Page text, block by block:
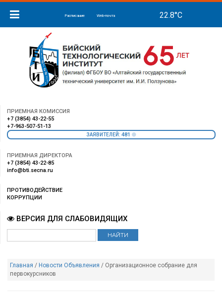
Расписание Web-почта
ПРИЕМНАЯ КОМИССИЯ
+7 (3854) 43-22-55
+7-963-507-51-13
ЗАЯВИТЕЛЕЙ: 481
ПРИЕМНАЯ ДИРЕКТОРА
+7 (3854) 43-22-85
info@bti.secna.ru
ПРОТИВОДЕЙСТВИЕ
КОРРУПЦИИ
ВЕРСИЯ ДЛЯ СЛАБОВИДЯЩИХ
Главная / Новости Объявления / Организационное собрание для
первокурсников